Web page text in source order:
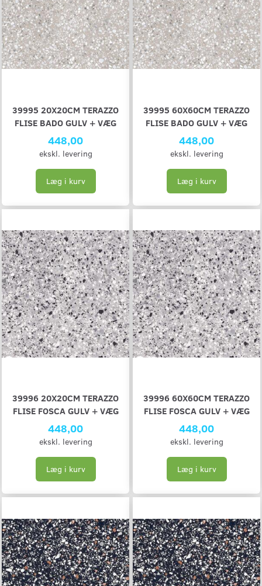
39995 20X20CM TERAZZO
FLISE BADO GULV + VÆG
448,00
ekskl. levering
Læg i kurv
39995 60X60CM TERAZZO
FLISE BADO GULV + VÆG
448,00
ekskl. levering
Læg i kurv
39996 20X20CM TERAZZO
FLISE FOSCA GULV + VÆG
448,00
ekskl. levering
Læg i kurv
39996 60X60CM TERAZZO
FLISE FOSCA GULV + VÆG
448,00
ekskl. levering
Læg i kurv